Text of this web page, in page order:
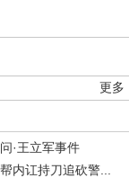
更多
·王立军事件
内讧持刀追砍警...